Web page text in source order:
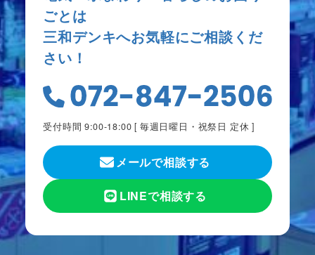
ごとは
三和デンキへお気軽にご相談くだ
さい！
受付時間 9:00-18:00 [ 毎週日曜日・祝祭日 定休 ]
メールで相談する
LINEで相談する